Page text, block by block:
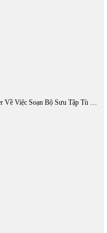
Chuyện Trò Với Ann Mallett Của Vietnam Center Về Việc Soạn Bộ Sưu Tập Tù Nhân Chính Trị Việt Nam